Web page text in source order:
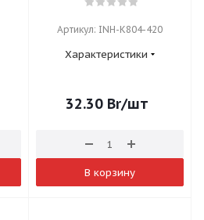
Артикул: INH-K804-420
Характеристики
32.30 Br/шт
В корзину